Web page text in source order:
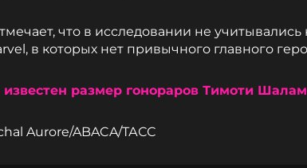
что в исследовании не
в которых нет привычного главного
известен размер гонораров Тимоти
Aurore/ABACA/ТАСС